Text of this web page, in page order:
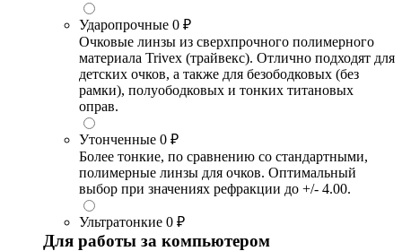
Ударопрочные 0 ₽
Очковые линзы из сверхпрочного полимерного
материала Trivex (трайвекс). Отлично подходят для
детских очков, а также для безободковых (без
рамки), полуободковых и тонких титановых
оправ.
Утонченные 0 ₽
Более тонкие, по сравнению со стандартными,
полимерные линзы для очков. Оптимальный
выбор при значениях рефракции до +/- 4.00.
Ультратонкие 0 ₽
Для работы за компьютером